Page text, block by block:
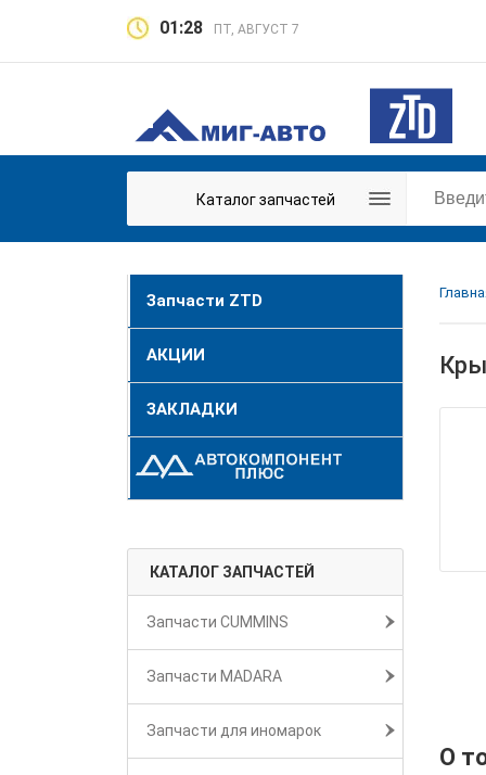
01:28 ПТ, АВГУСТ 7
Каталог запчастей
Запчасти ZTD
АКЦИИ
ЗАКЛАДКИ
КАТАЛОГ ЗАПЧАСТЕЙ
Запчасти CUMMINS
Запчасти MADARA
Запчасти для иномарок
О